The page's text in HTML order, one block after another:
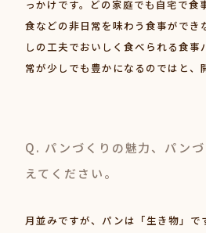
っかけです。どの家庭でも自宅で食
食などの非日常を味わう食事ができ
しの工夫でおいしく食べられる食事
常が少しでも豊かになるのではと、
Q. パンづくりの魅力、パン
えてください。
月並みですが、パンは「生き物」で